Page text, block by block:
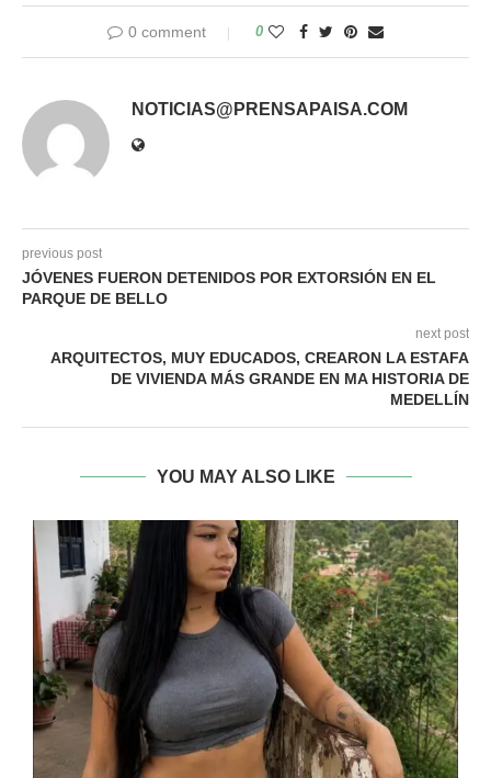
0 comment 0
NOTICIAS@PRENSAPAISA.COM
previous post
JÓVENES FUERON DETENIDOS POR EXTORSIÓN EN EL
PARQUE DE BELLO
next post
ARQUITECTOS, MUY EDUCADOS, CREARON LA ESTAFA
DE VIVIENDA MÁS GRANDE EN MA HISTORIA DE
MEDELLÍN
YOU MAY ALSO LIKE